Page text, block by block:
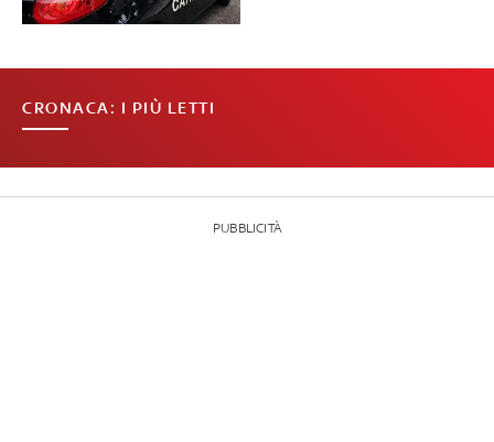
CRONACA: I PIÙ LETTI
PUBBLICITÀ